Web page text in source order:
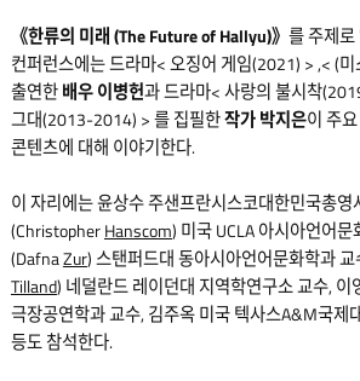
《한류의 미래 (The Future of Hallyu)》 를 주제
컨퍼런스에는 드라마< 오징어 게임(2021) > ,< (
출연한배우 이병헌과 드라마< 사랑의 불시착
그대(2013-2014) > 를 집필한작가 박지은이 주
콘텐츠에 대해 이야기한다.
이 자리에는 윤상수 주샌프란시스코대한민국총영
(ChristopherHanscom) 미국 UCLA 아시아언어
(DafnaZur) 스탠퍼드대 동아시아언어문화학과
Tilland) 네덜란드 레이던대 지역학연구소 교수, 이
극장공연학과 교수, 김주옥 미국 텍사스A&M국제
등도 참석한다.